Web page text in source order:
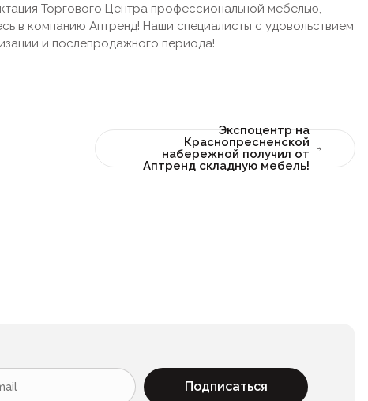
Торгового Центра профессиональной мебелью,
в компанию Аптренд! Наши специалисты с удовольствием
и послепродажного периода!
Экспоцентр на
Краснопресненской
набережной получил от
Аптренд складную мебель!
Подписаться